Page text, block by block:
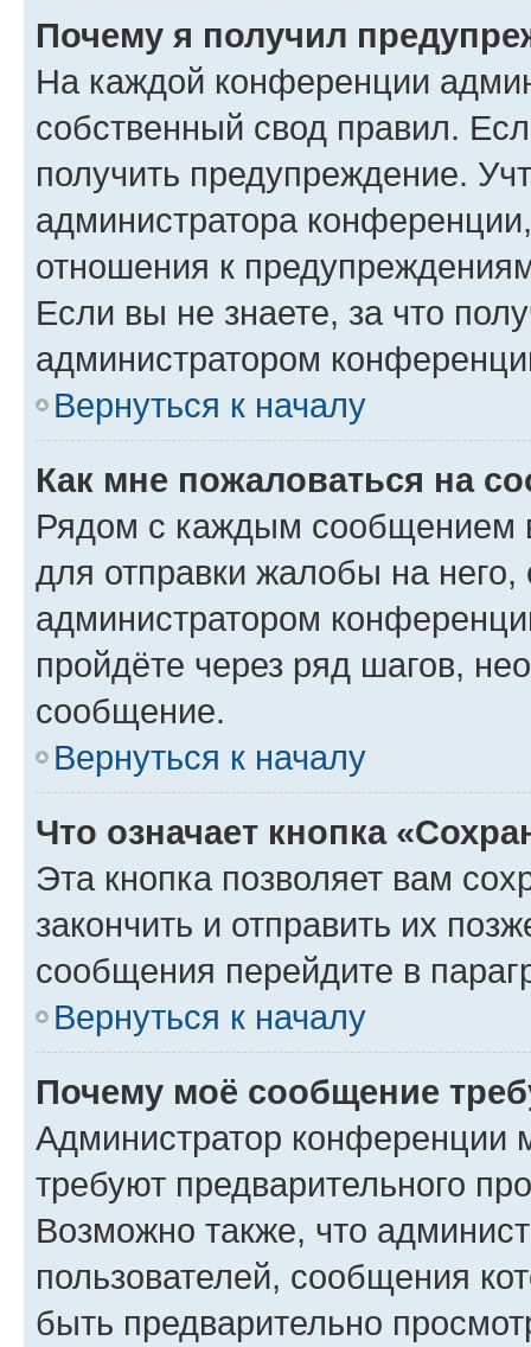
Почему я получил
На каждой конференции
собственный свод правил.
получить предупреждение.
администратора
отношения к
Если вы не знаете, за что
администратором
Вернуться к началу
Как мне пожаловаться на
Рядом с каждым сообщением
для отправки жалобы на
администратором
пройдёте через ряд шагов,
сообщение.
Вернуться к началу
Что означает кнопка
Эта кнопка позволяет вам
закончить и отправить их
сообщения перейдите в
Вернуться к началу
Почему моё сообщение
Администратор конференции
требуют предварительного
Возможно также, что
пользователей, сообщения
быть предварительно